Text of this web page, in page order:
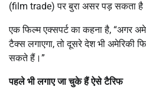
(film trade) पर बुरा असर पड़ सकता
एक फिल्म एक्सपर्ट का कहना है, “अगर
टैक्स लगाएगा, तो दूसरे देश भी अमेरिकी
सकते हैं।”
पहले भी लगाए जा चुके हैं ऐसे टैरिफ